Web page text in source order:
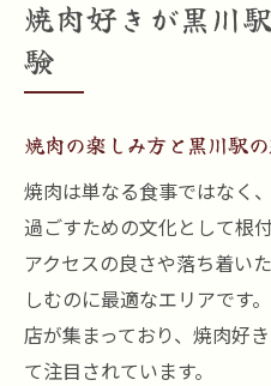
焼肉で味わう黒
黒川駅で黒毛和
焼肉好き必見の
黒川駅周辺で焼肉を
焼肉のベストタ
黒川駅の焼肉店
焼肉牛炭メニュ
焼肉好きが黒川
験
焼肉の楽しみ方と黒川駅
焼肉は単なる食事ではなく
過ごすための文化として根
アクセスの良さや落ち着い
しむのに最適なエリアです
店が集まっており、焼肉好
て注目されています。